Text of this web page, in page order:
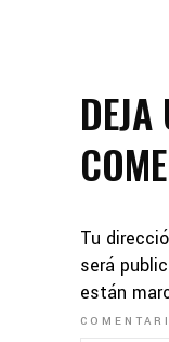
DEJA
Tu
será
están